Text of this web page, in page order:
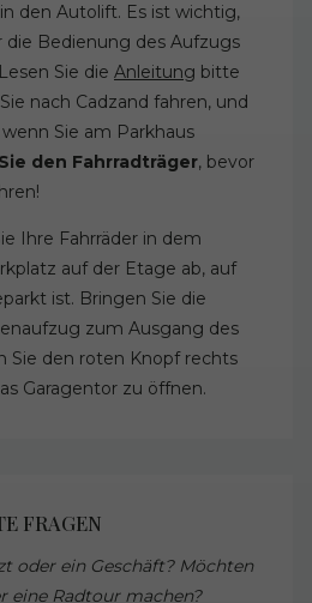
den Autolift. Es ist wichtig,
die Bedienung des Aufzugs
Sie die Anleitung bitte
nach Cadzand fahren, und
Sie am Parkhaus
den Fahrradträger, bevor
Ihre Fahrräder in dem
auf der Etage ab, auf
ist. Bringen Sie die
zum Ausgang des
Sie den roten Knopf rechts
Garagentor zu öffnen.
FRAGEN
oder ein Geschäft? Möchten
eine Radtour machen?